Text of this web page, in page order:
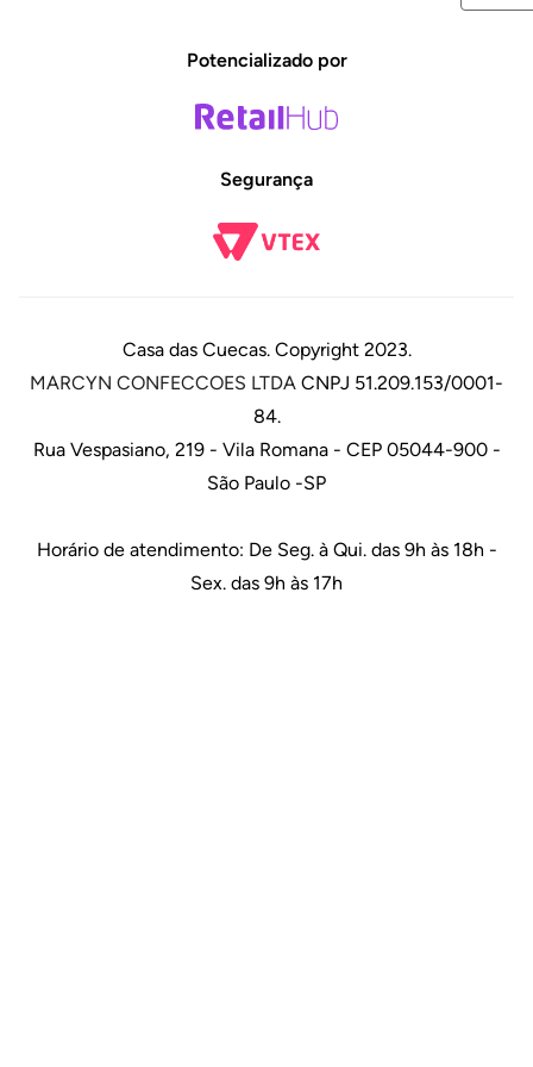
Potencializado por
Segurança
Casa das Cuecas. Copyright 2023.
MARCYN CONFECCOES LTDA CNPJ 51.209.153/0001-
84.
Rua Vespasiano, 219 - Vila Romana - CEP 05044-900 -
São Paulo -SP
Horário de atendimento: De Seg. à Qui. das 9h às 18h -
Sex. das 9h às 17h